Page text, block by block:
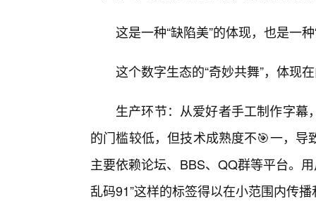
这是一种“缺陷美”的体现，也是一
这个数字生态的“奇妙共舞”，体现
生产环节：从爱好者手工制作字
的门槛较低，但技术成熟度不🎯一，
主要依赖论坛、BBS、QQ群等平台。
乱码91”这样的标签得以在小范围内传